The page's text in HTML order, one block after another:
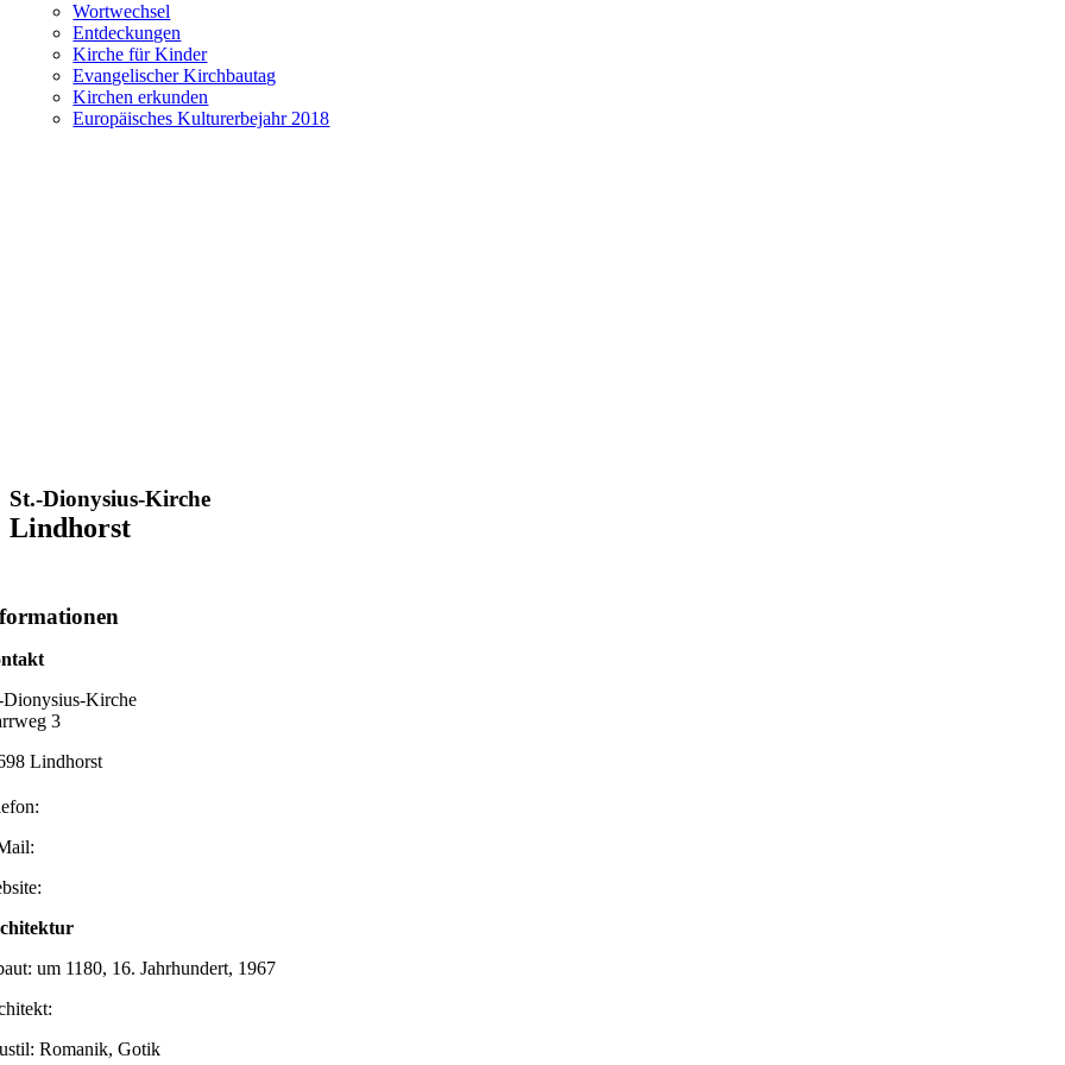
Wortwechsel
Entdeckungen
Kirche für Kinder
Evangelischer Kirchbautag
Kirchen erkunden
Europäisches Kulturerbejahr 2018
St.-Dionysius-Kirche
Lindhorst
Dionysius-Kirche
3
Lindhorst
um 1180, 16. Jahrhundert, 1967
Romanik, Gotik